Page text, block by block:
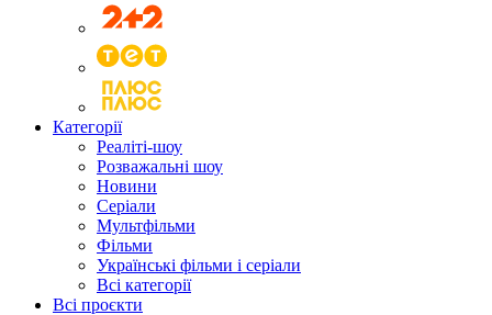
Категорії
Реаліті-шоу
Розважальні шоу
Новини
Серіали
Мультфільми
Фільми
Українські фільми і серіали
Всі категорії
Всі проєкти